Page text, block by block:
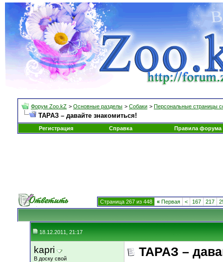
Форум Zoo.kZ > Основные разделы > Собаки > Персональные страницы
ТАРАЗ – давайте знакомиться!
Регистрация Справка Правила форума
Страница 267 из 448 « Первая < 167 217
18.12.2011, 21:17
kapri
В доску свой ТАРАЗ –